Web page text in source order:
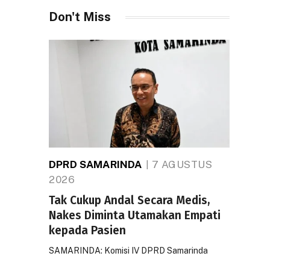
Don't Miss
DPRD SAMARINDA
7 AGUSTUS
2026
Tak Cukup Andal Secara Medis,
Nakes Diminta Utamakan Empati
kepada Pasien
SAMARINDA: Komisi IV DPRD Samarinda